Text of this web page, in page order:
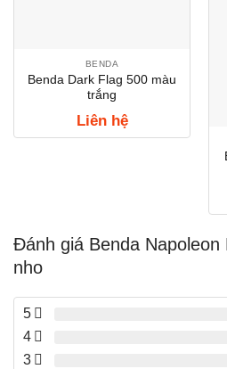
BENDA
Benda Dark Flag 500 màu
trắng
Liên hệ
Đánh giá Benda Napoleon
nho
5
4
3